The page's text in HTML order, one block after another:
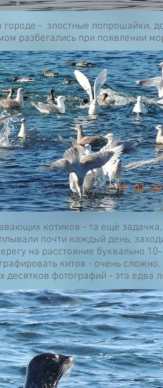
городе - злостные попрошайки,
разбегались при появлении
котиков - та ещё
почти каждый день,
на расстояние буквально
китов - очень
десятков фотографий - эта едва